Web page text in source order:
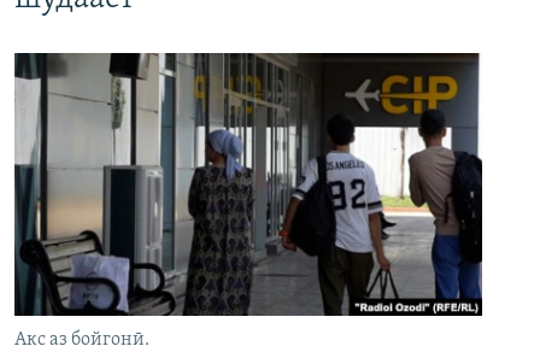
Акс аз бойгонӣ.